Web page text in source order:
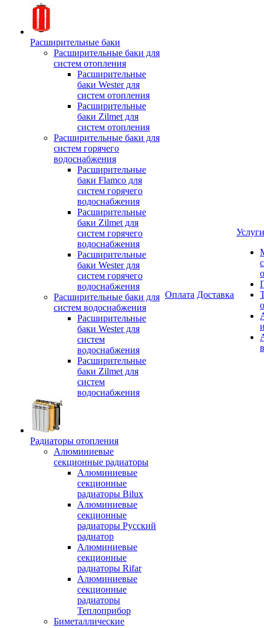
Расширительные баки
Расширительные баки для
систем отопления
Расширительные
баки Wester для
систем отопления
Расширительные
баки Zilmet для
систем отопления
Расширительные баки для
систем горячего
водоснабжения
Расширительные
баки Flamco для
систем горячего
водоснабжения
Расширительные
баки Zilmet для
систем горячего
водоснабжения
Расширительные
баки Wester для
систем горячего
водоснабжения
Расширительные баки для
систем водоснабжения
Расширительные
баки Wester для
систем
водоснабжения
Расширительные
баки Zilmet для
систем
водоснабжения
Радиаторы отопления
Алюминиевые
секционные радиаторы
Алюминиевые
секционные
радиаторы Bilux
Алюминиевые
секционные
радиаторы Русский
радиатор
Алюминиевые
секционные
радиаторы Rifar
Алюминиевые
секционные
радиаторы
Теплоприбор
Биметаллические
Оплата Доставка
Услуги